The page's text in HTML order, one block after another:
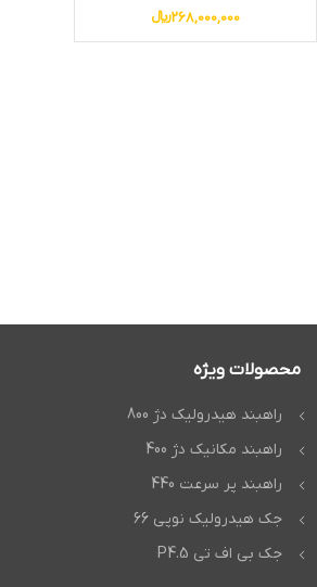
268,000,000﷼
محصولات ویژه
راهبند هیدرولیک دژ 800
راهبند مکانیک دژ 400
راهبند پر سرعت 440
جک هیدرولیک نوپی 66
جک بی اف تی P4.5